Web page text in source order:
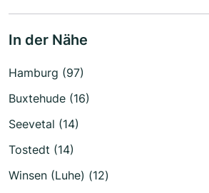
In der Nähe
Hamburg (97)
Buxtehude (16)
Seevetal (14)
Tostedt (14)
Winsen (Luhe) (12)